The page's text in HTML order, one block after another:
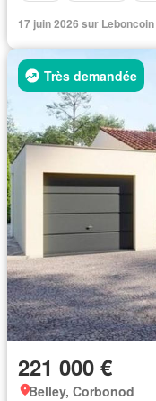
17 juin 2026 sur Leboncoin
Très demandée
221 000 €
Belley, Corbonod